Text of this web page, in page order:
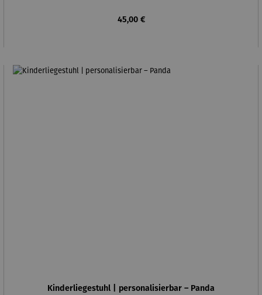
Regulärer Preis:
45,00 €
Kinderliegestuhl | personalisierbar – Panda